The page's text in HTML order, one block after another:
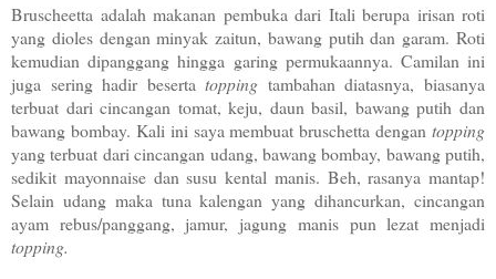
Bruscheetta adalah makanan pembuka dari Itali berupa irisan roti
yang dioles dengan minyak zaitun, bawang putih dan garam. Roti
kemudian dipanggang hingga garing permukaannya. Camilan ini
juga sering hadir besertatopping tambahan diatasnya, biasanya
terbuat dari cincangan tomat, keju, daun basil, bawang putih dan
bawang bombay. Kali ini saya membuat bruschetta dengan topping
yang terbuat dari cincangan udang, bawang bombay, bawang putih,
sedikit mayonnaise dan susu kental manis. Beh, rasanya mantap!
Selain udang maka tuna kalengan yang dihancurkan, cincangan
ayam rebus/panggang, jamur, jagung manis pun lezat menjadi
topping.